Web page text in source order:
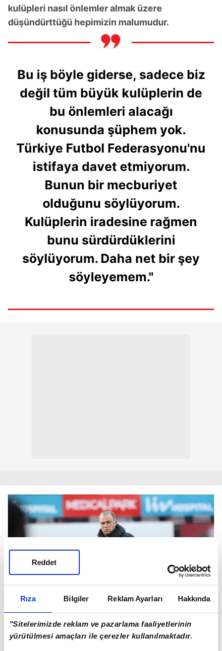
Rıza Bilgiler Reklam Ayarları Hakkında
"Sitelerimizde reklam ve pazarlama faaliyetlerinin
yürütülmesi amaçları ile çerezler kullanılmaktadır.
Reddet
kulüpleri nasıl önlemler almak üzere
düşündürttüğü hepimizin malumudur.
Bu iş böyle giderse, sadece biz
değil tüm büyük kulüplerin de
bu önlemleri alacağı
konusunda şüphem yok.
Türkiye Futbol Federasyonu'nu
istifaya davet etmiyorum.
Bunun bir mecburiyet
olduğunu söylüyorum.
Kulüplerin iradesine rağmen
bunu sürdürdüklerini
söylüyorum. Daha net bir şey
söyleyemem."